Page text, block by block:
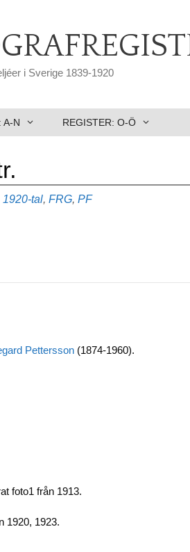
i Sverige 1839-1920
A-N REGISTER: O-Ö
1920-tal, FRG, PF
Pettersson(1874-1960).
foto1 från 1913.
1920, 1923.